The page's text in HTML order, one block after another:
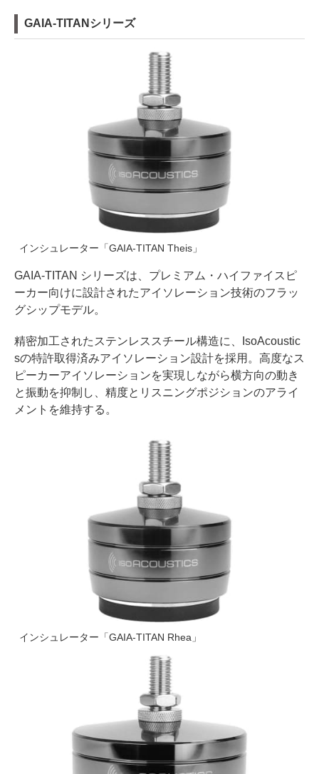
GAIA-TITANシリーズ
インシュレーター「GAIA-TITAN Theis」
GAIA-TITAN シリーズは、プレミアム・ハイファイスピ
ーカー向けに設計されたアイソレーション技術のフラッ
グシップモデル。
精密加工されたステンレススチール構造に、IsoAcoustic
sの特許取得済みアイソレーション設計を採用。高度なス
ピーカーアイソレーションを実現しながら横方向の動き
と振動を抑制し、精度とリスニングポジションのアライ
メントを維持する。
インシュレーター「GAIA-TITAN Rhea」